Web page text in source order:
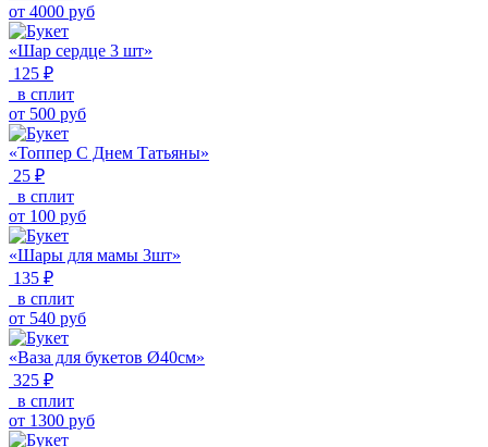
от 4000 руб
«Шар сердце 3 шт»
125 ₽
в сплит
от 500 руб
«Топпер С Днем Татьяны»
25 ₽
в сплит
от 100 руб
«Шары для мамы 3шт»
135 ₽
в сплит
от 540 руб
«Ваза для букетов Ø40см»
325 ₽
в сплит
от 1300 руб